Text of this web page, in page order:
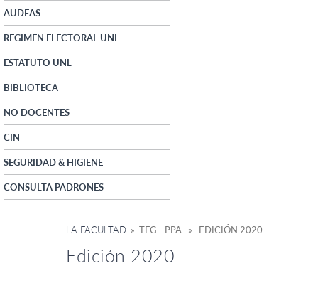
AUDEAS
REGIMEN ELECTORAL UNL
ESTATUTO UNL
BIBLIOTECA
NO DOCENTES
CIN
SEGURIDAD & HIGIENE
CONSULTA PADRONES
LA FACULTAD » TFG - PPA » EDICIÓN 2020
Edición 2020